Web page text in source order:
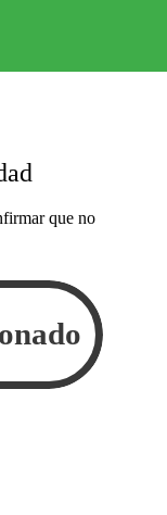
que no